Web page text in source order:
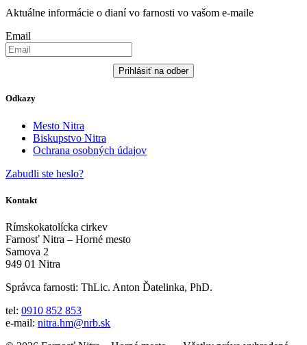
Aktuálne informácie o dianí vo farnosti vo vašom e-maile
Email
Prihlásiť na odber
Odkazy
Mesto Nitra
Biskupstvo Nitra
Ochrana osobných údajov
Zabudli ste heslo?
Kontakt
Rímskokatolícka cirkev
Farnosť Nitra – Horné mesto
Samova 2
949 01 Nitra
Správca farnosti: ThLic. Anton Ďatelinka, PhD.
tel: 0910 852 853
e-mail: nitra.hm@nrb.sk